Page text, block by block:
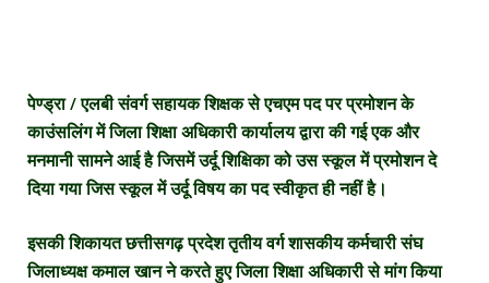
पेण्ड्रा / एलबी संवर्ग सहायक शिक्षक से एचएम पद पर प्रमोशन के
काउंसलिंग में जिला शिक्षा अधिकारी कार्यालय द्वारा की गई एक और
मनमानी सामने आई है जिसमें उर्दू शिक्षिका को उस स्कूल में प्रमोशन दे
दिया गया जिस स्कूल में उर्दू विषय का पद स्वीकृत ही नहीं है।
इसकी शिकायत छत्तीसगढ़ प्रदेश तृतीय वर्ग शासकीय कर्मचारी संघ
जिलाध्यक्ष कमाल खान ने करते हुए जिला शिक्षा अधिकारी से मांग किया